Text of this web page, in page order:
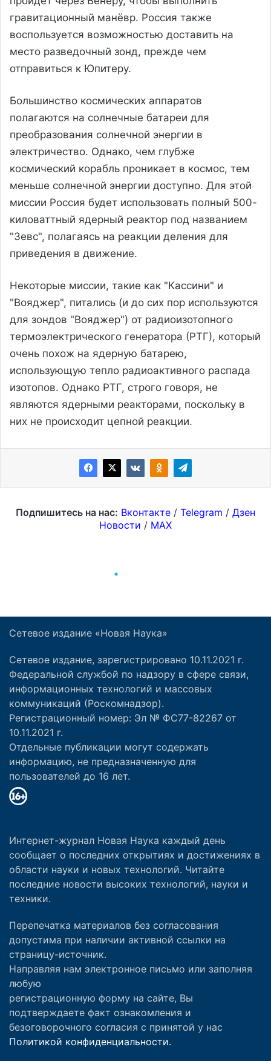
Сетевое издание «Новая Наука»
Сетевое издание, зарегистрировано 10.11.2021 г.
Федеральной службой по надзору в сфере связи,
информационных технологий и массовых
коммуникаций (Роскомнадзор).
Регистрационный номер: Эл № ФС77-82267 от
10.11.2021 г.
Отдельные публикации могут содержать
информацию, не предназначенную для
пользователей до 16 лет.
Интернет-журнал Новая Наука каждый день
сообщает о последних открытиях и достижениях в
области науки и новых технологий. Читайте
последние новости высоких технологий, науки и
техники.
Перепечатка материалов без согласования
допустима при наличии активной ссылки на
страницу-источник.
Направляя нам электронное письмо или заполняя
любую
регистрационную форму на сайте, Вы
подтверждаете факт ознакомления и
безоговорочного согласия с принятой у нас
Политикой конфиденциальности.